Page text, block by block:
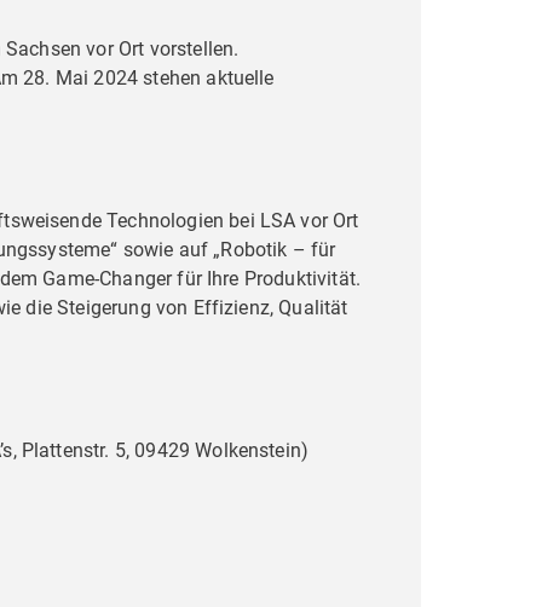
vor Ort vorstellen.
28. Mai 2024 stehen aktuelle
Technologien bei LSA vor Ort
sowie auf „Robotik – für
Game-Changer für Ihre Produktivität.
die Steigerung von Effizienz, Qualität
Plattenstr. 5, 09429 Wolkenstein)